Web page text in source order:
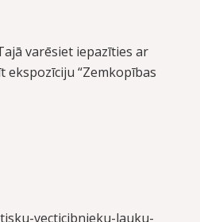
varēsiet iepazīties ar
ekspozīciju “Zemkopības
vecticibnieku-lauku-